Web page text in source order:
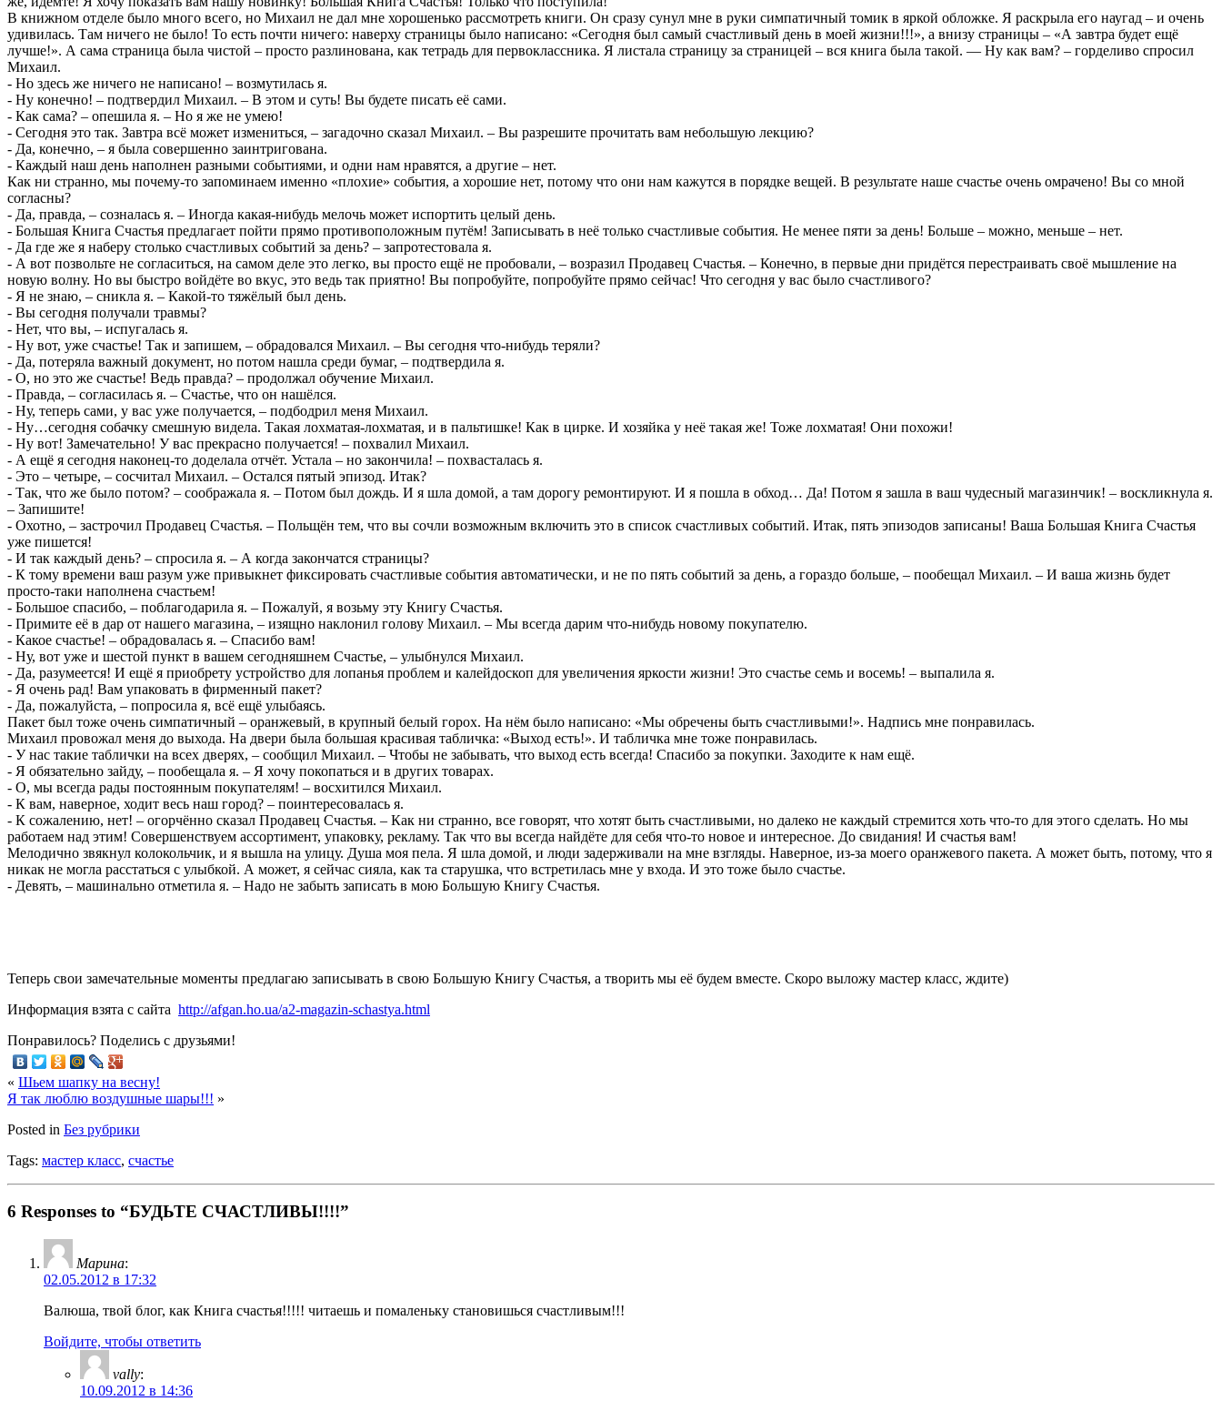
В книжном отделе было много всего, но Михаил не дал мне хорошенько рассмотреть книги. Он сразу сунул мне в руки симпатичный томик в яркой обложке. Я раскрыла его наугад – и очень
удивилась. Там ничего не было! То есть почти ничего: наверху страницы было написано: «Сегодня был самый счастливый день в моей жизни!!!», а внизу страницы – «А завтра будет ещё
лучше!». А сама страница была чистой – просто разлинована, как тетрадь для первоклассника. Я листала страницу за страницей – вся книга была такой. — Ну как вам? – горделиво спросил
Михаил.
- Но здесь же ничего не написано! – возмутилась я.
- Ну конечно! – подтвердил Михаил. – В этом и суть! Вы будете писать её сами.
- Как сама? – опешила я. – Но я же не умею!
- Сегодня это так. Завтра всё может измениться, – загадочно сказал Михаил. – Вы разрешите прочитать вам небольшую лекцию?
- Да, конечно, – я была совершенно заинтригована.
- Каждый наш день наполнен разными событиями, и одни нам нравятся, а другие – нет.
Как ни странно, мы почему-то запоминаем именно «плохие» события, а хорошие нет, потому что они нам кажутся в порядке вещей. В результате наше счастье очень омрачено! Вы со мной
согласны?
- Да, правда, – созналась я. – Иногда какая-нибудь мелочь может испортить целый день.
- Большая Книга Счастья предлагает пойти прямо противоположным путём! Записывать в неё только счастливые события. Не менее пяти за день! Больше – можно, меньше – нет.
- Да где же я наберу столько счастливых событий за день? – запротестовала я.
- А вот позвольте не согласиться, на самом деле это легко, вы просто ещё не пробовали, – возразил Продавец Счастья. – Конечно, в первые дни придётся перестраивать своё мышление на
новую волну. Но вы быстро войдёте во вкус, это ведь так приятно! Вы попробуйте, попробуйте прямо сейчас! Что сегодня у вас было счастливого?
- Я не знаю, – сникла я. – Какой-то тяжёлый был день.
- Вы сегодня получали травмы?
- Нет, что вы, – испугалась я.
- Ну вот, уже счастье! Так и запишем, – обрадовался Михаил. – Вы сегодня что-нибудь теряли?
- Да, потеряла важный документ, но потом нашла среди бумаг, – подтвердила я.
- О, но это же счастье! Ведь правда? – продолжал обучение Михаил.
- Правда, – согласилась я. – Счастье, что он нашёлся.
- Ну, теперь сами, у вас уже получается, – подбодрил меня Михаил.
- Ну…сегодня собачку смешную видела. Такая лохматая-лохматая, и в пальтишке! Как в цирке. И хозяйка у неё такая же! Тоже лохматая! Они похожи!
- Ну вот! Замечательно! У вас прекрасно получается! – похвалил Михаил.
- А ещё я сегодня наконец-то доделала отчёт. Устала – но закончила! – похвасталась я.
- Это – четыре, – сосчитал Михаил. – Остался пятый эпизод. Итак?
- Так, что же было потом? – соображала я. – Потом был дождь. И я шла домой, а там дорогу ремонтируют. И я пошла в обход… Да! Потом я зашла в ваш чудесный магазинчик! – воскликнула я.
– Запишите!
- Охотно, – застрочил Продавец Счастья. – Польщён тем, что вы сочли возможным включить это в список счастливых событий. Итак, пять эпизодов записаны! Ваша Большая Книга Счастья
уже пишется!
- И так каждый день? – спросила я. – А когда закончатся страницы?
- К тому времени ваш разум уже привыкнет фиксировать счастливые события автоматически, и не по пять событий за день, а гораздо больше, – пообещал Михаил. – И ваша жизнь будет
просто-таки наполнена счастьем!
- Большое спасибо, – поблагодарила я. – Пожалуй, я возьму эту Книгу Счастья.
- Примите её в дар от нашего магазина, – изящно наклонил голову Михаил. – Мы всегда дарим что-нибудь новому покупателю.
- Какое счастье! – обрадовалась я. – Спасибо вам!
- Ну, вот уже и шестой пункт в вашем сегодняшнем Счастье, – улыбнулся Михаил.
- Да, разумеется! И ещё я приобрету устройство для лопанья проблем и калейдоскоп для увеличения яркости жизни! Это счастье семь и восемь! – выпалила я.
- Я очень рад! Вам упаковать в фирменный пакет?
- Да, пожалуйста, – попросила я, всё ещё улыбаясь.
Пакет был тоже очень симпатичный – оранжевый, в крупный белый горох. На нём было написано: «Мы обречены быть счастливыми!». Надпись мне понравилась.
Михаил провожал меня до выхода. На двери была большая красивая табличка: «Выход есть!». И табличка мне тоже понравилась.
- У нас такие таблички на всех дверях, – сообщил Михаил. – Чтобы не забывать, что выход есть всегда! Спасибо за покупки. Заходите к нам ещё.
- Я обязательно зайду, – пообещала я. – Я хочу покопаться и в других товарах.
- О, мы всегда рады постоянным покупателям! – восхитился Михаил.
- К вам, наверное, ходит весь наш город? – поинтересовалась я.
- К сожалению, нет! – огорчённо сказал Продавец Счастья. – Как ни странно, все говорят, что хотят быть счастливыми, но далеко не каждый стремится хоть что-то для этого сделать. Но мы
работаем над этим! Совершенствуем ассортимент, упаковку, рекламу. Так что вы всегда найдёте для себя что-то новое и интересное. До свидания! И счастья вам!
Мелодично звякнул колокольчик, и я вышла на улицу. Душа моя пела. Я шла домой, и люди задерживали на мне взгляды. Наверное, из-за моего оранжевого пакета. А может быть, потому, что я
никак не могла расстаться с улыбкой. А может, я сейчас сияла, как та старушка, что встретилась мне у входа. И это тоже было счастье.
- Девять, – машинально отметила я. – Надо не забыть записать в мою Большую Книгу Счастья.
Теперь свои замечательные моменты предлагаю записывать в свою Большую Книгу Счастья, а творить мы её будем вместе. Скоро выложу мастер класс, ждите)
Информация взята с сайта http://afgan.ho.ua/a2-magazin-schastya.html
Понравилось? Поделись с друзьями!
« Шьем шапку на весну!
Я так люблю воздушные шары!!! »
Posted in Без рубрики
Tags: мастер класс, счастье
6 Responses to “БУДЬТЕ СЧАСТЛИВЫ!!!!”
Марина:
02.05.2012 в 17:32
Валюша, твой блог, как Книга счастья!!!!! читаешь и помаленьку становишься счастливым!!!
Войдите, чтобы ответить
vally:
10.09.2012 в 14:36